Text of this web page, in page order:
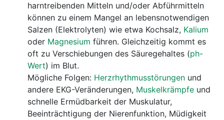
harntreibenden Mitteln und/oder Abführmitteln
können zu einem Mangel an lebensnotwendigen
Salzen (Elektrolyten) wie etwa Kochsalz, Kalium
oder Magnesium führen. Gleichzeitig kommt es
oft zu Verschiebungen des Säuregehaltes (ph-
Wert) im Blut.
Mögliche Folgen: Herzrhythmusstörungen und
andere EKG-Veränderungen, Muskelkrämpfe und
schnelle Ermüdbarkeit der Muskulatur,
Beeinträchtigung der Nierenfunktion, Müdigkeit